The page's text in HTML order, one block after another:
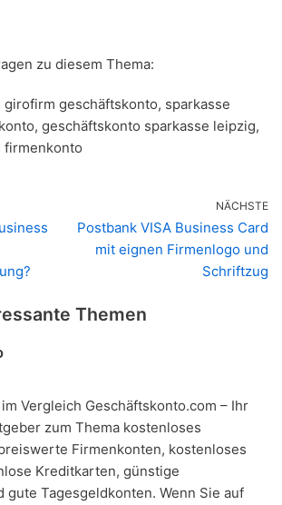
zu diesem Thema:
girofirm geschäftskonto, sparkasse
geschäftskonto sparkasse leipzig,
firmenkonto
NÄCHSTE
Postbank VISA Business Card
mit eignen Firmenlogo und
Schriftzug
Themen
Vergleich Geschäftskonto.com – Ihr
zum Thema kostenloses
Firmenkonten, kostenloses
Kreditkarten, günstige
gute Tagesgeldkonten. Wenn Sie auf